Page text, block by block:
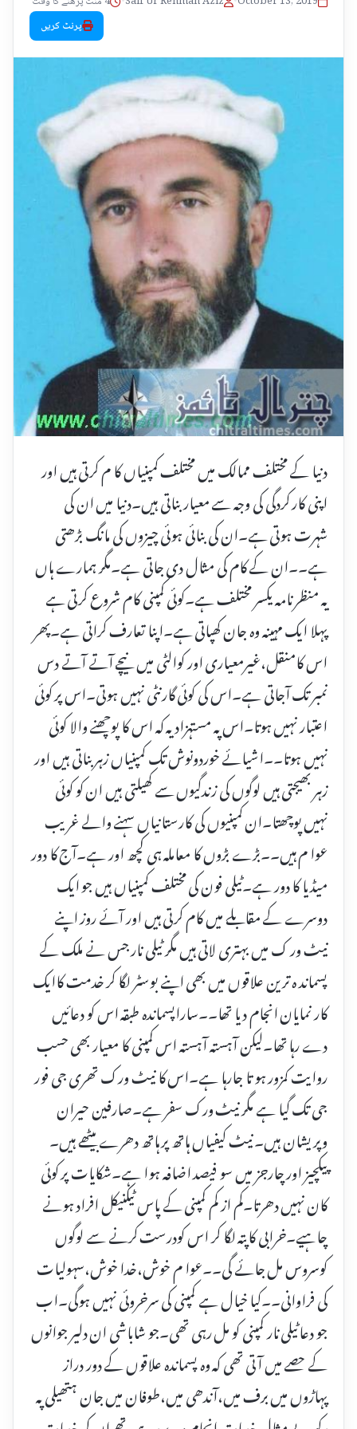
پرنٹ کریں
دنیا کے مختلف ممالک میں مختلف کمپنیاں کا م کرتی ہیں اور
اپنی کار کردگی کی وجہ سے معیار بناتی ہیں۔دنیا میں ان کی
شہرت ہوتی ہے۔ان کی بنائی ہوئی چیزوں کی مانگ بڑھتی
ہے۔۔ان کے کام کی مثال دی جاتی ہے۔مگر ہمارے ہاں
یہ منظر نامہ یکسر مختلف ہے۔کوئی کمپنی کام شروع کرتی ہے
پہلا ایک مہینہ وہ جان کھپاتی ہے۔اپنا تعارف کراتی ہے۔پھر
اس کامنقل،غیرمعیاری اور کوالٹی میں نیچے آتے آتے دس
نمبر تک آجاتی ہے۔اس کی کوئی گارنٹی نہیں ہوتی۔اس پر کوئی
اعتبار نہیں ہوتا۔اس پہ مستہزاد یہ کہ اس کا پوچھنے والا کوئی
نہیں ہوتا۔۔اشیائے خوردونوش تک کمپنیاں زہر بناتی ہیں اور
زہر بھیجتی ہیں لوگوں کی زندگیوں سے کھیلتی ہیں ان کو کوئی
نہیں پوچھتا۔ان کمپنیوں کی کارستانیاں سہنے والے غریب
عوا م ہیں۔۔بڑے بڑوں کا معاملہ ہی کچھ اور ہے۔آج کا دور
میڈیا کا دور ہے۔ٹیلی فون کی مختلف کمپنیاں ہیں جو ایک
دوسرے کے مقابلے میں کام کرتی ہیں اور آئے روز اپنے
نیٹ ور ک میں بہتری لاتی ہیں مگر ٹیلی نار جس نے ملک کے
پسماند ہ ترین علاقوں میں بھی اپنے بوسٹر لگا کر خدمت کاایک
کار نمایان انجام دیا تھا۔۔ساراپسماندہ طبقہ اس کو دعائیں
دے رہا تھا۔لیکن آہستہ آہستہ اس کمپنی کا معیار بھی حسب
روایت کمزور ہو تا جارہا ہے۔اس کا نیٹ ورک تھری جی فور
جی تک گیا ہے مگر نیٹ ورک سفر ہے۔صارفین حیران
وپریشان ہیں۔ نیٹ کیفیاں ہاتھ پر ہاتھ دھرے بیٹھے ہیں۔
پیکچیز اور چارجز میں سو فیصد اضافہ ہوا ہے۔شکایات پر کوئی
کان نہیں دھرتا۔کم از کم کمپنی کے پاس ٹیکنیکل افراد ہونے
چاہیے۔خرابی کاپتہ لگا کر اس کودرست کرنے سے لوگوں
کوسروس مل جائے گی۔۔عوا م خوش،خدا خوش،سہولیات
کی فراوانی۔۔کیا خیال ہے کمپنی کی سرخروئی نہیں ہوگی۔اب
جو دعاٹیلی نار کمپنی کو مل رہی تھی۔جو شاباشی ان دلیر جوانوں
کے حصے میں آتی تھی کہ وہ پسماندہ علاقوں کے دور دراز
پہاڑوں میں برف میں،آندھی میں،طوفان میں جان ہتھیلی پہ